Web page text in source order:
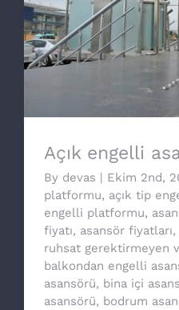
Açık
Açık engelli
By devas | Ekim 2nd,
platformu, açık tip
engelli platformu,
fiyatı, asansör fiyatları,
ruhsat gerektirmeyen
balkondan engelli
asansörü, bina içi
asansörü, bodrum